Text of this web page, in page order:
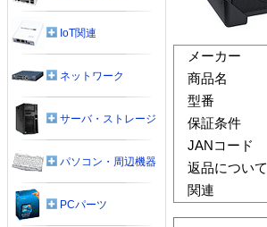
メーカー
商品名
型番
保証条件
JANコード
返品について
関連
IoT関連
ネットワーク
サーバ・ストレージ
パソコン・周辺機器
PCパーツ